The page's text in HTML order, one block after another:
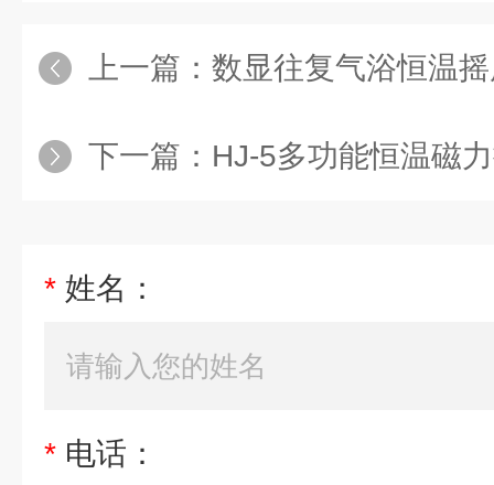
上一篇： 数显往复气浴恒温
下一篇： HJ-5多功能恒温磁
* 姓名：
* 电话：